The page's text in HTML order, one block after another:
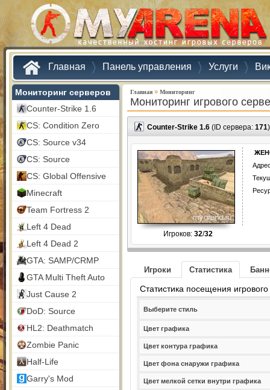
Главная Панель управления Услуги
Мониторинг серверов
Counter-Strike 1.6
CS: Condition Zero
CS: Source v34
CS: Source
CS: Global Offensive
Minecraft
Team Fortress 2
Left 4 Dead
Left 4 Dead 2
GTA: SAMP/CRMP
GTA Multi Theft Auto
Just Cause 2
DoD: Source
HL2: Deathmatch
Zombie Panic
Half-Life
Garry's Mod
Главная » Мониторинг
Мониторинг игрового
Counter-Strike 1.6 (ID сервера: 171)
Игроков: 32/32
Игроки Статистика
Статистика посещения
Выберите стиль
Цвет графика
Цвет контура графика
Цвет фона снаружи графика
Цвет мелкой сетки внутри графика